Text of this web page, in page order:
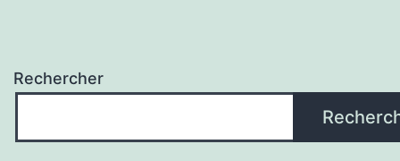
Rechercher